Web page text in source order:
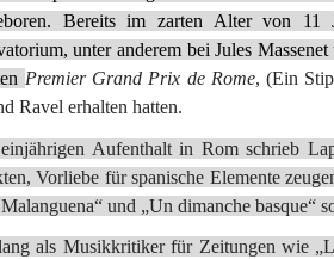
Bereits im zarten Alter von 11
unter anderem bei Jules
Premier Grand Prix de Rome, (Ein
Ravel erhalten hatten.
Aufenthalt in Rom schrieb
Vorliebe für spanische Elemente
und „Un dimanche basque“
als Musikkritiker für Zeitungen wie